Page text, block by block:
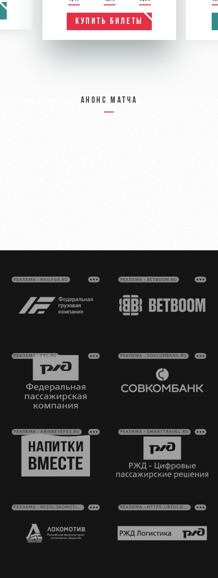
КУПИТЬ БИЛЕТЫ
Анонс матча
РЕКЛАМА • RAILFGK.RU РЕКЛАМА • BETBOOM.RU
РЕКЛАМА • FPC.RU РЕКЛАМА • SOVCOMBANK.RU
РЕКЛАМА • ABINBEVEFES.RU РЕКЛАМА • SMARTTRAVEL.RU
РЕКЛАМА • RFSOLOKOMOTIV.RU РЕКЛАМА • HTTPS://RZDLOG.RU/